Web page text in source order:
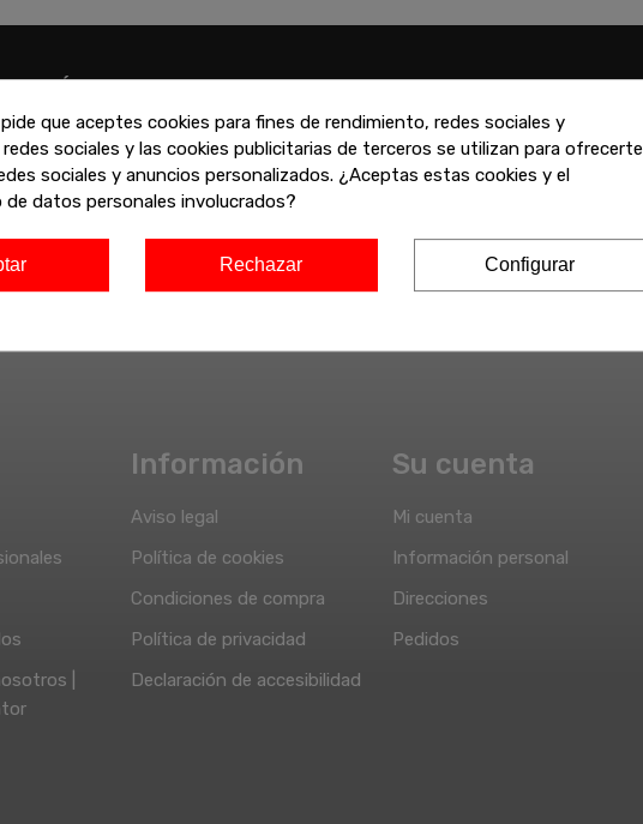
contactar con nosotros
de la web, teléfono o
cualquiera de nuestras
VARIAS FORMAS DE
PAGO
Puede pagar con tarjeta de
crédito, Paypal, Bizum o
|
Información
Aviso legal
Política de cookies
Condiciones de compra
Política de privacidad
Declaración de accesibilidad
Su cuenta
Mi cuenta
Información personal
Direcciones
Pedidos
que aceptes cookies para fines de rendimiento, redes sociales y
sociales y las cookies publicitarias de terceros se utilizan para ofrecerte
sociales y anuncios personalizados. ¿Aceptas estas cookies y el
datos personales involucrados?
Rechazar Configurar